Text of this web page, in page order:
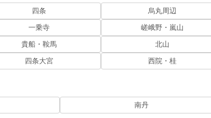
四条 烏丸周辺
一乗寺 嵯峨野・嵐山
貴船・鞍馬 北山
四条大宮 西院・桂
南丹